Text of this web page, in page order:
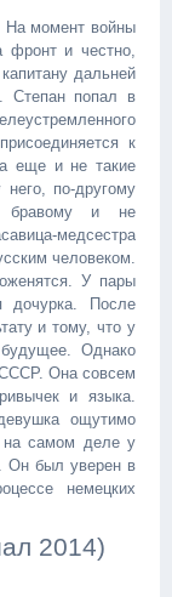
На момент войны
фронт и честно,
дальней
Степан попал в
к
еще и не такие
по-другому
бравому и не
медсестра
человеком.
У пары
дочурка. После
и тому, что у
Однако
Она совсем
и языка.
ощутимо
на самом деле у
Он был уверен в
немецких
2014)